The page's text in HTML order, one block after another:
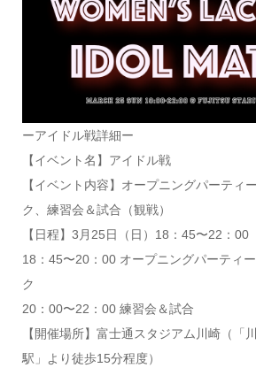
ーアイドル戦詳細ー
【イベント名】アイドル戦
【イベント内容】オープニングパーティ
ク、練習会＆試合（観戦）
【日程】3月25日（日）18：45〜22：00
18：45〜20：00 オープニングパーティ
ク
20：00〜22：00 練習会＆試合
【開催場所】富士通スタジアム川崎（「
駅」より徒歩15分程度）